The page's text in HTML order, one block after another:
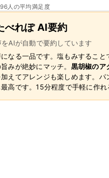
人の平均満足度
べれぽ AI要約
AIが自動で要約しています
なる一品です。塩もみすること
みが絶妙にマッチ。 黒胡椒のア
えてアレンジも楽しめます。パ
高です。15分程度で手軽に作れ